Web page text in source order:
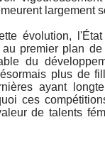
largement
évolution,
premier plan
du
plus de
ayant
ces
de talents